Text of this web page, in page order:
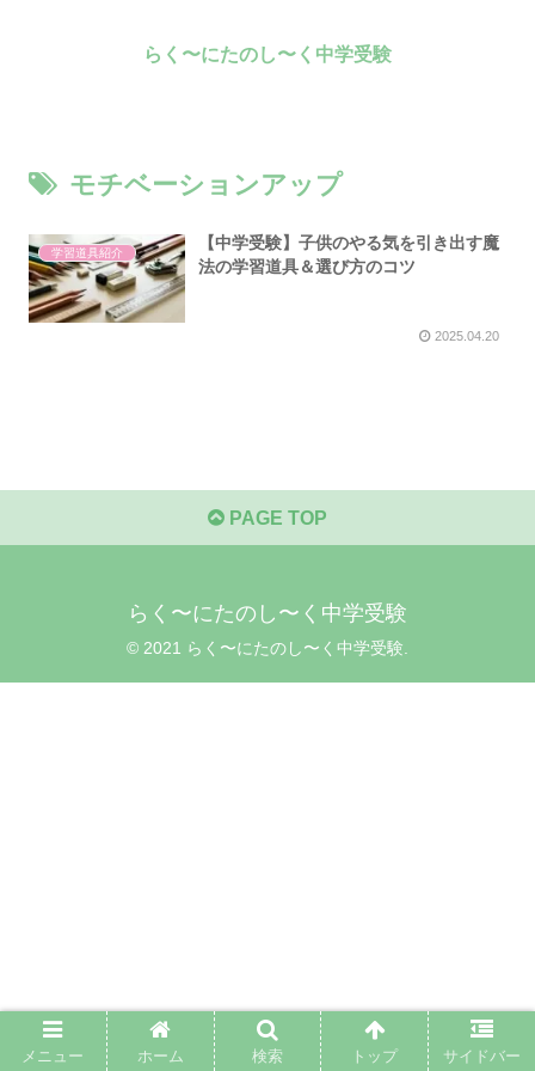
らく〜にたのし〜く中学受験
モチベーションアップ
学習道具紹介
【中学受験】子供のやる気を引き出す魔
法の学習道具＆選び方のコツ
2025.04.20
PAGE TOP
らく〜にたのし〜く中学受験
© 2021 らく〜にたのし〜く中学受験.
メニュー ホーム 検索 トップ サイドバー